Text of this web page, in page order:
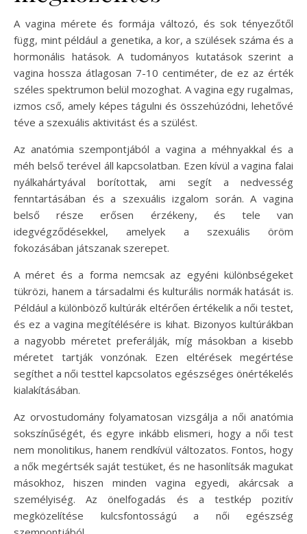
A vagina mérete és formája változó, és sok tényezőtől
függ, mint például a genetika, a kor, a szülések száma és a
hormonális hatások. A tudományos kutatások szerint a
vagina hossza átlagosan 7-10 centiméter, de ez az érték
széles spektrumon belül mozoghat. A vagina egy rugalmas,
izmos cső, amely képes tágulni és összehúzódni, lehetővé
téve a szexuális aktivitást és a szülést.
Az anatómia szempontjából a vagina a méhnyakkal és a
méh belső terével áll kapcsolatban. Ezen kívül a vagina falai
nyálkahártyával borítottak, ami segít a nedvesség
fenntartásában és a szexuális izgalom során. A vagina
belső része erősen érzékeny, és tele van
idegvégződésekkel, amelyek a szexuális öröm
fokozásában játszanak szerepet.
A méret és a forma nemcsak az egyéni különbségeket
tükrözi, hanem a társadalmi és kulturális normák hatását is.
Például a különböző kultúrák eltérően értékelik a női testet,
és ez a vagina megítélésére is kihat. Bizonyos kultúrákban
a nagyobb méretet preferálják, míg másokban a kisebb
méretet tartják vonzónak. Ezen eltérések megértése
segíthet a női testtel kapcsolatos egészséges önértékelés
kialakításában.
Az orvostudomány folyamatosan vizsgálja a női anatómia
sokszínűségét, és egyre inkább elismeri, hogy a női test
nem monolitikus, hanem rendkívül változatos. Fontos, hogy
a nők megértsék saját testüket, és ne hasonlítsák magukat
másokhoz, hiszen minden vagina egyedi, akárcsak a
személyiség. Az önelfogadás és a testkép pozitív
megközelítése kulcsfontosságú a női egészség